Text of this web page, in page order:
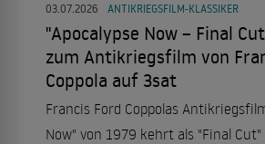
03.07.2026 ANTIKRIEGSFILM-KLASSIKER
"Apocalypse Now – Final
zum Antikriegsfilm von
Coppola auf 3sat
Francis Ford Coppolas
Now" von 1979 kehrt als "Final